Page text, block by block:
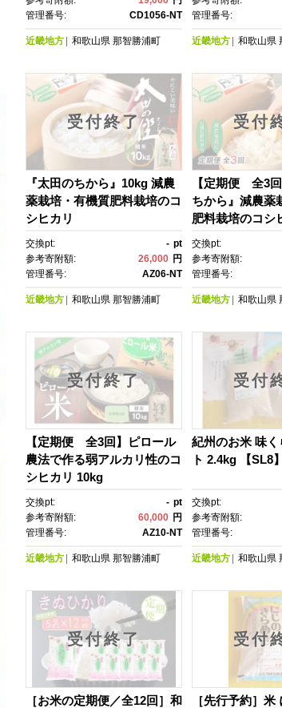
管理番号:
CD1056-NT
近畿地方 和歌山県 那智勝浦町
管理番号:
近畿地方 和歌山県
受付終了
『太田のちから』10kg 減農
薬栽培・有機質肥料栽培のコ
シヒカリ
交換pt: - pt
参考寄附額:
26,000 円
管理番号:
AZ06-NT
近畿地方 和歌山県 那智勝浦町
受付
【定期便 全3
ちから』減農薬
肥料栽培のコシ
交換pt:
参考寄附額:
管理番号:
近畿地方 和歌山県
受付終了
【定期便 全3回】ピロール
農法で作る弱アルカリ性のコ
シヒカリ 10kg
交換pt: - pt
参考寄附額:
60,000 円
管理番号:
AZ10-NT
近畿地方 和歌山県 那智勝浦町
受付
紀州のお米 味く
ト 2.4kg 【SL8】
交換pt:
参考寄附額:
管理番号:
近畿地方 和歌山県
受付終了
［お米の定期便／全12回］和
受付
［先行予約］米